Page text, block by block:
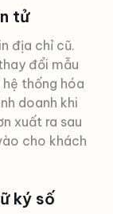
tử
địa chỉ cũ.
đổi mẫu
thống hóa
doanh khi
xuất ra sau
cho khách
ký số